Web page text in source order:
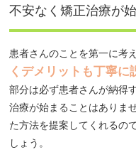
不安なく矯正治療が
患者さんのことを第一に考
くデメリットも丁寧に
部分は必ず患者さんが納得
治療が始まることはありま
た方法を提案してくれるの
しょう。